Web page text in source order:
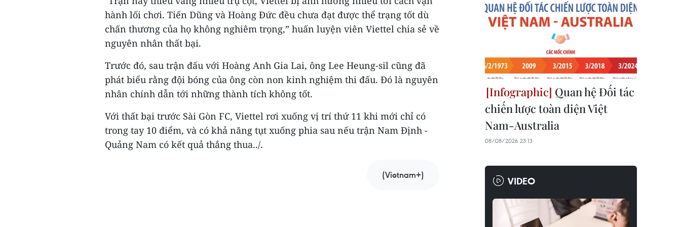
hành lối chơi. Tiến Dũng và Hoàng Đức đều chưa đạt được thể trạng tốt dù
chấn thương của họ không nghiêm trọng,” huấn luyện viên Viettel chia sẻ về
nguyên nhân thất bại.
Trước đó, sau trận đấu với Hoàng Anh Gia Lai, ông Lee Heung-sil cũng đã
phát biểu rằng đội bóng của ông còn non kinh nghiệm thi đấu. Đó là nguyên
nhân chính dẫn tới những thành tích không tốt.
Với thất bại trước Sài Gòn FC, Viettel rơi xuống vị trí thứ 11 khi mới chỉ có
trong tay 10 điểm, và có khả năng tụt xuống phia sau nếu trận Nam Định -
Quảng Nam có kết quả thắng thua../.
(Vietnam+)
Quan hệ Đối tác
chiến lược toàn diện Việt
Nam-Australia
08/08/2026 23:13
VIDEO